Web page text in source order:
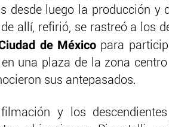
desde luego la producción y
allí, refirió, se rastreó a los
de Méxicopara
una plaza de la zona centro
sus antepasados.
y los